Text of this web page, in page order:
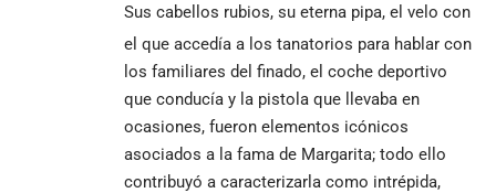
Sus cabellos rubios, su eterna pipa, el velo con
el que accedía a los tanatorios para hablar con
los familiares del finado, el coche deportivo
que conducía y la pistola que llevaba en
ocasiones, fueron elementos icónicos
asociados a la fama de Margarita; todo ello
contribuyó a caracterizarla como intrépida,